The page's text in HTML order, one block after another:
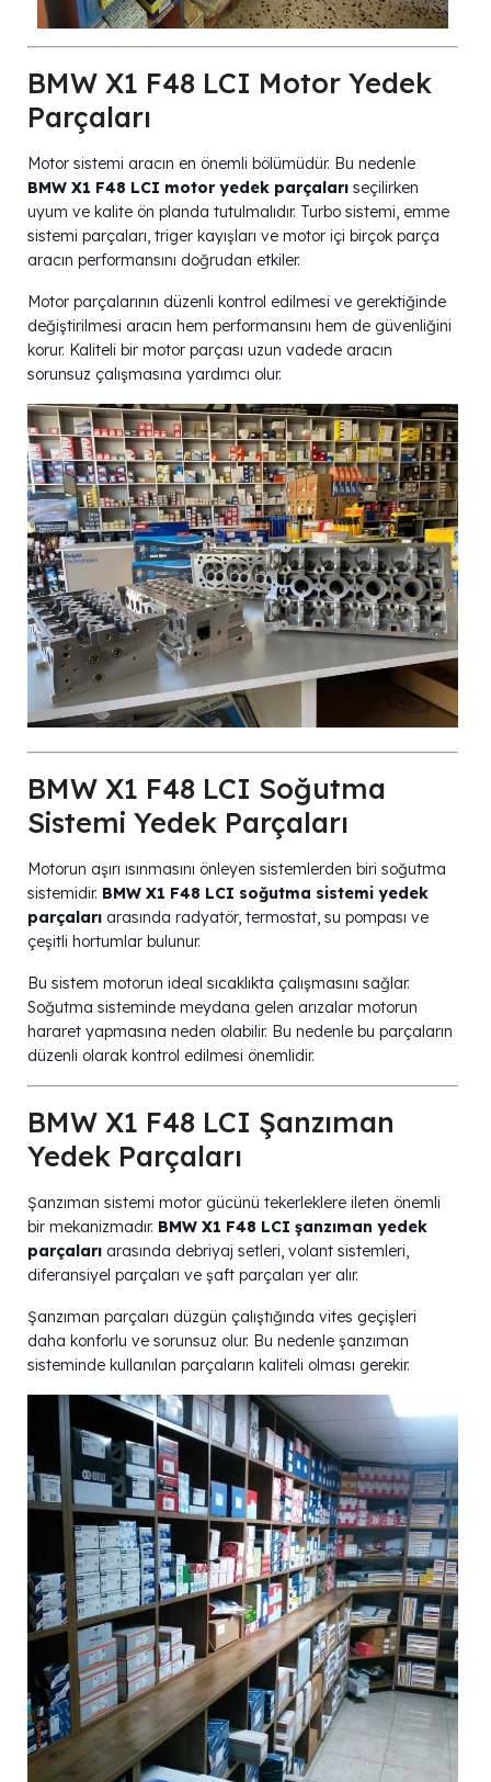
BMW X1 F48 LCI Motor Yedek
Parçaları
Motor sistemi aracın en önemli bölümüdür. Bu nedenle
BMW X1 F48 LCI motor yedek parçaları seçilirken
uyum ve kalite ön planda tutulmalıdır. Turbo sistemi, emme
sistemi parçaları, triger kayışları ve motor içi birçok parça
aracın performansını doğrudan etkiler.
Motor parçalarının düzenli kontrol edilmesi ve gerektiğinde
değiştirilmesi aracın hem performansını hem de güvenliğini
korur. Kaliteli bir motor parçası uzun vadede aracın
sorunsuz çalışmasına yardımcı olur.
BMW X1 F48 LCI Soğutma
Sistemi Yedek Parçaları
Motorun aşırı ısınmasını önleyen sistemlerden biri soğutma
sistemidir. BMW X1 F48 LCI soğutma sistemi yedek
parçaları arasında radyatör, termostat, su pompası ve
çeşitli hortumlar bulunur.
Bu sistem motorun ideal sıcaklıkta çalışmasını sağlar.
Soğutma sisteminde meydana gelen arızalar motorun
hararet yapmasına neden olabilir. Bu nedenle bu parçaların
düzenli olarak kontrol edilmesi önemlidir.
BMW X1 F48 LCI Şanzıman
Yedek Parçaları
Şanzıman sistemi motor gücünü tekerleklere ileten önemli
bir mekanizmadır. BMW X1 F48 LCI şanzıman yedek
parçaları arasında debriyaj setleri, volant sistemleri,
diferansiyel parçaları ve şaft parçaları yer alır.
Şanzıman parçaları düzgün çalıştığında vites geçişleri
daha konforlu ve sorunsuz olur. Bu nedenle şanzıman
sisteminde kullanılan parçaların kaliteli olması gerekir.